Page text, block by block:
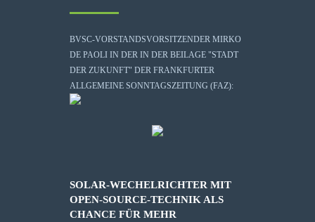
BVSC-VORSTANDSVORSITZENDER MIRKO
DE PAOLI IN DER IN DER BEILAGE "STADT
DER ZUKUNFT" DER FRANKFURTER
ALLGEMEINE SONNTAGSZEITUNG (FAZ):
SOLAR-WECHELRICHTER MIT
OPEN-SOURCE-TECHNIK ALS
CHANCE FÜR MEHR